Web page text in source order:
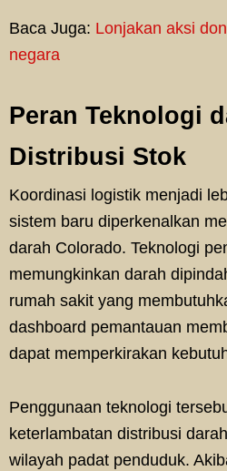
Baca Juga: Lonjakan aksi
negara
Peran Teknologi
Distribusi Stok
Koordinasi logistik menjadi
sistem baru diperkenalkan
darah Colorado. Teknologi
memungkinkan darah
rumah sakit yang
dashboard pemantauan
dapat memperkirakan
Penggunaan teknologi
keterlambatan distribusi
wilayah padat penduduk.